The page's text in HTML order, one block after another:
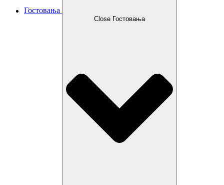
Гостовања
Close Гостовања